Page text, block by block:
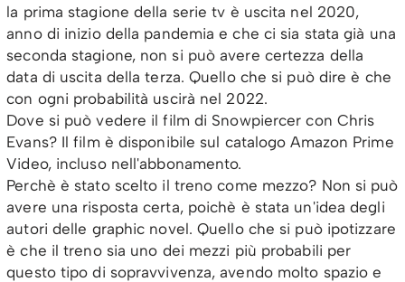
la prima stagione della serie tv è uscita nel 2020,
anno di inizio della pandemia e che ci sia stata già una
seconda stagione, non si può avere certezza della
data di uscita della terza. Quello che si può dire è che
con ogni probabilità uscirà nel 2022.
Dove si può vedere il film di Snowpiercer con Chris
Evans? Il film è disponibile sul catalogo Amazon Prime
Video, incluso nell'abbonamento.
Perchè è stato scelto il treno come mezzo? Non si può
avere una risposta certa, poichè è stata un'idea degli
autori delle graphic novel. Quello che si può ipotizzare
è che il treno sia uno dei mezzi più probabili per
questo tipo di sopravvivenza, avendo molto spazio e